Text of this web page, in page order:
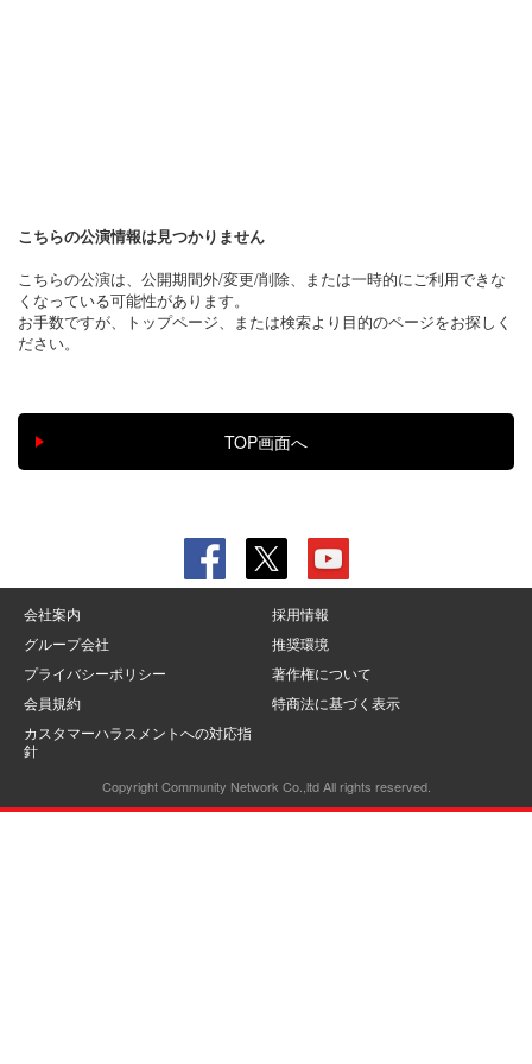
こちらの公演情報は見つかりません
こちらの公演は、公開期間外/変更/削除、または一時的にご利用できな
くなっている可能性があります。
お手数ですが、トップページ、または検索より目的のページをお探しく
ださい。
会社案内
採用情報
グループ会社
推奨環境
プライバシーポリシー
著作権について
会員規約
特商法に基づく表示
カスタマーハラスメントへの対応指
針
Copyright Community Network Co.,ltd All rights reserved.